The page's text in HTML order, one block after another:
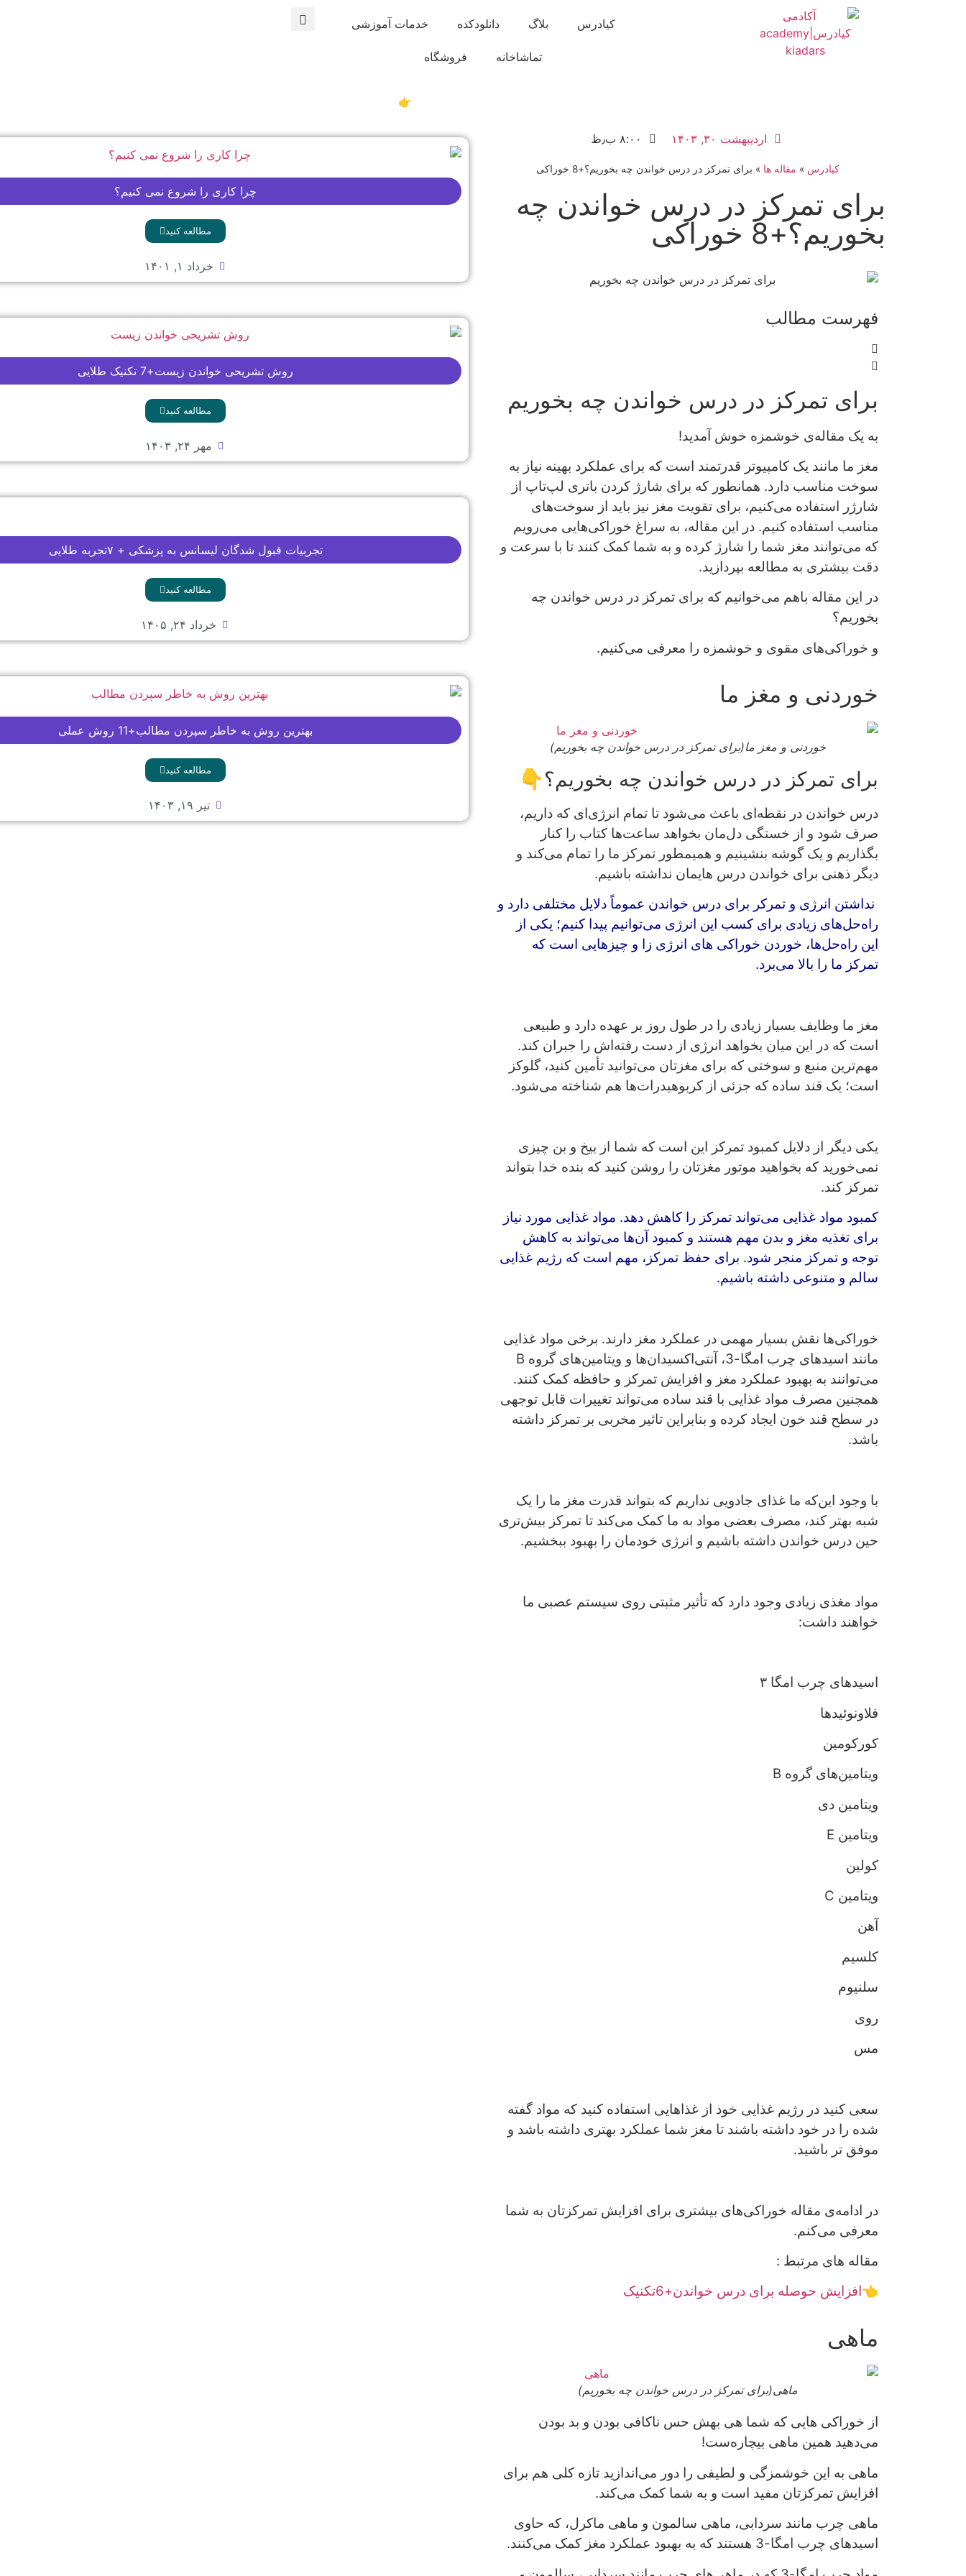
کیادرس بلاگ دانلودکده خدمات آموزشی
تماشاخانه فروشگاه
اردیبهشت ۳۰, ۱۴۰۳ ۸:۰۰ ب٫ظ
کیادرس » مقاله ها » برای تمرکز در درس خواندن چه بخوریم؟+8 خوراکی
برای تمرکز در درس خواندن چه
بخوریم؟+8 خوراکی
فهرست مطالب
برای تمرکز در درس خواندن چه بخوریم
به یک مقاله‌‌ی خوشمزه خوش آمدید!
مغز ما مانند یک کامپیوتر قدرتمند است که برای عملکرد بهینه نیاز به
سوخت مناسب دارد. همانطور که برای شارژ کردن باتری لپ‌تاپ از
شارژر استفاده می‌کنیم، برای تقویت مغز نیز باید از سوخت‌های
مناسب استفاده کنیم. در این مقاله، به سراغ خوراکی‌هایی می‌رویم
که می‌توانند مغز شما را شارژ کرده و به شما کمک کنند تا با سرعت و
دقت بیشتری به مطالعه بپردازید.
در این مقاله باهم می‌خوانیم که برای تمرکز در درس خواندن چه
بخوریم؟
و خوراکی‌های مقوی و خوشمزه را معرفی می‌کنیم.
خوردنی و مغز ما
خوردنی و مغز ما(برای تمرکز در درس خواندن چه بخوریم)
برای تمرکز در درس خواندن چه بخوریم؟👇
درس خواندن در نقطه‌ای باعث می‌شود تا تمام انرژی‌ای که داریم،
صرف شود و از خستگی دل‌مان بخواهد ساعت‌ها کتاب را کنار
بگذاریم و یک گوشه بنشینیم و همیمطور تمرکز ما را تمام می‌کند و
دیگر ذهنی برای خواندن درس هایمان نداشته باشیم.
نداشتن انرژی و تمرکر برای درس خواندن عموماً دلایل مختلفی دارد و
راه‌حل‌های زیادی برای کسب این انرژی می‌توانیم پیدا کنیم؛ یکی از
این راه‌حل‌ها، خوردن خوراکی‌ های انرژی زا و چیزهایی است که
تمرکز ما را بالا می‌برد.
مغز ما وظایف بسیار زیادی را در طول روز بر عهده دارد و طبیعی
است که در این میان بخواهد انرژی از دست رفته‌اش را جبران کند.
مهم‌ترین منبع و سوختی که برای مغزتان می‌توانید تأمین کنید، گلوکز
است؛ یک قند ساده که جزئی از کربوهیدرات‌ها هم شناخته می‌شود.
یکی دیگر از دلایل کمبود تمرکز این است که شما از بیخ و بن چیزی
نمی‌خورید که بخواهید موتور مغزتان را روشن کنید که بنده خدا بتواند
تمرکز کند.
کمبود مواد غذایی می‌تواند تمرکز را کاهش دهد. مواد غذایی مورد نیاز
برای تغذیه مغز و بدن مهم هستند و کمبود آن‌ها می‌تواند به کاهش
توجه و تمرکز منجر شود. برای حفظ تمرکز، مهم است که رژیم غذایی
سالم و متنوعی داشته باشیم.
خوراکی‌ها نقش بسیار مهمی در عملکرد مغز دارند. برخی مواد غذایی
مانند اسیدهای چرب امگا-3، آنتی‌اکسیدان‌ها و ویتامین‌های گروه B
می‌توانند به بهبود عملکرد مغز و افزایش تمرکز و حافظه کمک کنند.
همچنین مصرف مواد غذایی با قند ساده می‌تواند تغییرات قابل توجهی
در سطح قند خون ایجاد کرده و بنابراین تاثیر مخربی بر تمرکز داشته
باشد.
با وجود این‌که ما غذای جادویی‌ نداریم که بتواند قدرت مغز ما را یک
شبه بهتر کند، مصرف بعضی مواد به ما کمک می‌کند تا تمرکز بیش‌تری
حین درس خواندن داشته باشیم و انرژی خودمان را بهبود ببخشیم.
مواد مغذی زیادی وجود دارد که تأثیر مثبتی روی سیستم عصبی ما
خواهند داشت:
اسیدهای چرب امگا ۳
فلاونوئیدها
کورکومین
ویتامین‌های گروه B
ویتامین دی
ویتامین E
کولین
ویتامین C
آهن
کلسیم
سلنیوم
روی
مس
سعی کنید در رژیم غذایی خود از غذاهایی استفاده کنید که مواد گفته
شده را در خود داشته باشند تا مغز شما عملکرد بهتری داشته باشد و
موفق تر باشید.
در ادامه‌ی مقاله خوراکی‌های بیشتری برای افزایش تمرکزتان به شما
معرفی می‌کنم.
مقاله های مرتبط :
👈افزایش حوصله برای درس خواندن+6تکنیک
ماهی
ماهی(برای تمرکز در درس خواندن چه بخوریم)
از خوراکی هایی که شما هی بهش حس ناکافی بودن و بد بودن
می‌دهید همین ماهی بیچاره‌ست!
ماهی به این خوشمزگی و لطیفی را دور می‌اندازید تازه کلی هم برای
افزایش تمرکزتان مفید است و به شما کمک می‌کند.
ماهی چرب مانند سردابی، ماهی سالمون و ماهی ماکرل، که حاوی
اسیدهای چرب امگا-3 هستند که به بهبود عملکرد مغز کمک می‌کنند.
چرا کاری را شروع نمی کنیم؟
مطالعه کنید
خرداد ۱, ۱۴۰۱
روش تشریحی خواندن زیست+7 تکنیک طلایی
مطالعه کنید
مهر ۲۴, ۱۴۰۳
تجربیات قبول شدگان لیسانس به پزشکی + ۷تجربه طلایی
مطالعه کنید
خرداد ۲۴, ۱۴۰۵
بهترین روش به خاطر سپردن مطالب+11 روش عملی
مطالعه کنید
تیر ۱۹, ۱۴۰۳